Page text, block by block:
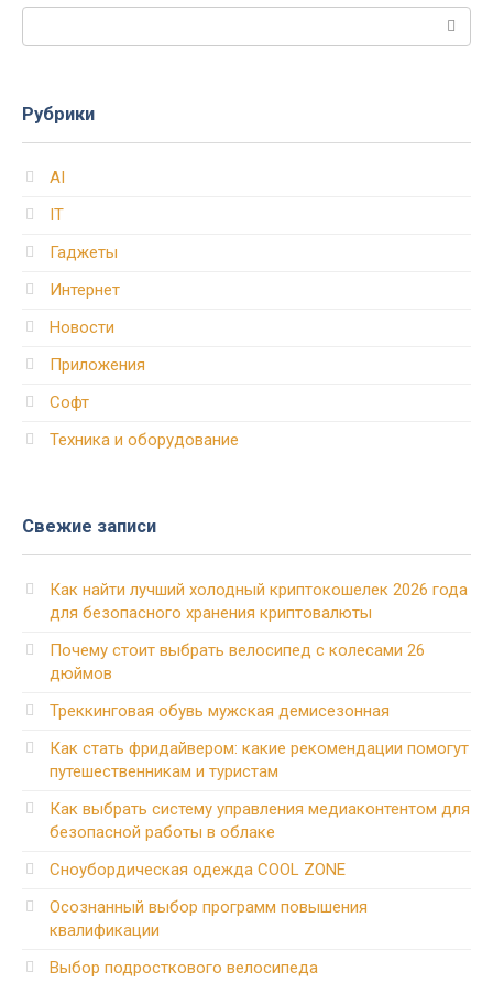
Рубрики
AI
IT
Гаджеты
Интернет
Новости
Приложения
Софт
Техника и оборудование
Свежие записи
Как найти лучший холодный криптокошелек 2026 года
для безопасного хранения криптовалюты
Почему стоит выбрать велосипед с колесами 26
дюймов
Треккинговая обувь мужская демисезонная
Как стать фридайвером: какие рекомендации помогут
путешественникам и туристам
Как выбрать систему управления медиаконтентом для
безопасной работы в облаке
Сноубордическая одежда COOL ZONE
Осознанный выбор программ повышения
квалификации
Выбор подросткового велосипеда